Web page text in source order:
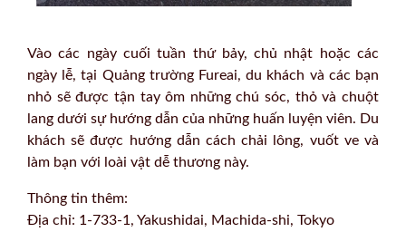
Vào các ngày cuối tuần thứ bảy, chủ nhật hoặc các
ngày lễ, tại Quảng trường Fureai, du khách và các bạn
nhỏ sẽ được tận tay ôm những chú sóc, thỏ và chuột
lang dưới sự hướng dẫn của những huấn luyện viên. Du
khách sẽ được hướng dẫn cách chải lông, vuốt ve và
làm bạn với loài vật dễ thương này.
Thông tin thêm:
Địa chỉ: 1-733-1, Yakushidai, Machida-shi, Tokyo